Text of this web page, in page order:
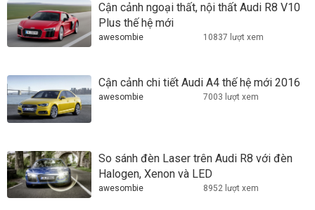
Cận cảnh ngoại thất, nội thất Audi R8 V10
Plus thế hệ mới
awesombie 10837 lượt xem
Cận cảnh chi tiết Audi A4 thế hệ mới 2016
awesombie 7003 lượt xem
So sánh đèn Laser trên Audi R8 với đèn
Halogen, Xenon và LED
awesombie 8952 lượt xem